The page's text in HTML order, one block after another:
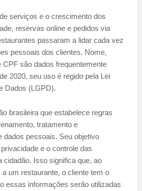
serviços e o crescimento dos
reservas online e pedidos via
passaram a lidar cada vez
pessoais dos clientes. Nome,
CPF são dados frequentemente
2020, seu uso é regido pela Lei
Dados (LGPD).
brasileira que estabelece regras
tratamento e
dados pessoais. Seu objetivo
e o controle das
cidadão. Isso significa que, ao
um restaurante, o cliente tem o
essas informações serão utilizadas